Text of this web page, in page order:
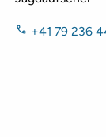
+41 79 236